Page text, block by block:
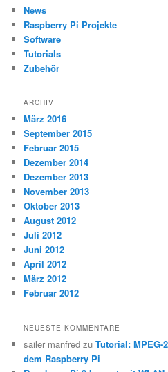
News
Raspberry Pi Projekte
Software
Tutorials
Zubehör
ARCHIV
März 2016
September 2015
Februar 2015
Dezember 2014
Dezember 2013
November 2013
Oktober 2013
August 2012
Juli 2012
Juni 2012
April 2012
März 2012
Februar 2012
NEUESTE KOMMENTARE
sailer manfred zuTutorial: MPEG-
dem Raspberry Pi